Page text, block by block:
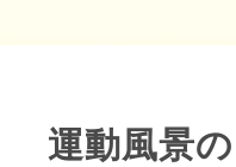
運動風景